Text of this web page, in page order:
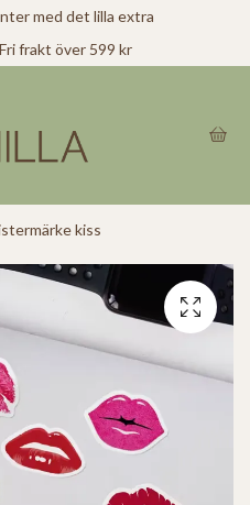
med det lilla extra
frakt över 599 kr
kiss